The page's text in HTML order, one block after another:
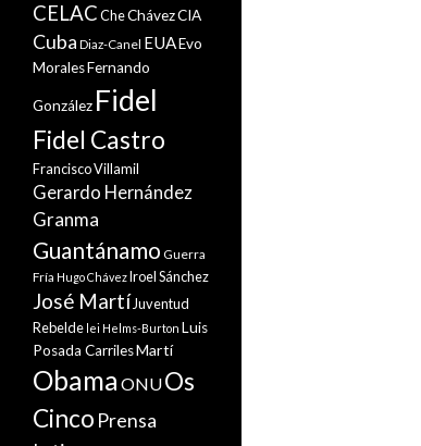
CELACCheChávezCIA
Cuba Diaz-Canel EUAEvo
MoralesFernando
González Fidel
Fidel Castro
Francisco Villamil
Gerardo Hernández
Granma
Guantánamo Guerra
Fría Hugo ChávezIroel Sánchez
José Martí Juventud
Rebelde lei Helms-Burton Luis
Posada CarrilesMartí
Obama ONUOs
Cinco Prensa